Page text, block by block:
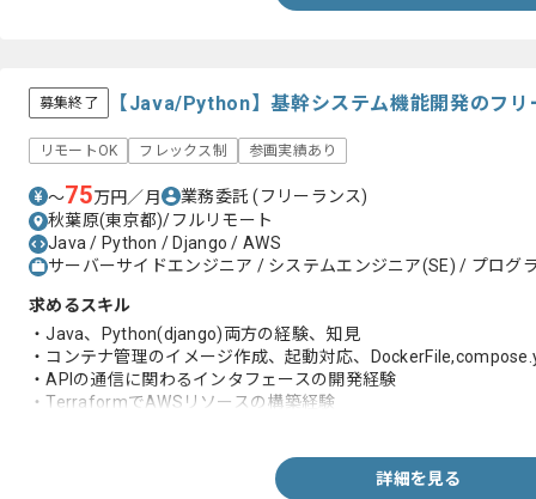
募集終了 【Java/Python】基幹システム機能開発のフ
リモートOK フレックス制 参画実績あり
〜75万円／月 業務委託(フリーランス)
秋葉原(東京都)/フルリモート
Java / Python / Django / AWS
サーバーサイドエンジニア / システムエンジニア(SE) / プログ
求めるスキル
・Java、Python(django)両方の経験、知見
・コンテナ管理のイメージ作成、起動対応、
・APIの通信に関わるインタフェースの開発経験
・TerraformでAWSリソースの構築経験
詳細を見る